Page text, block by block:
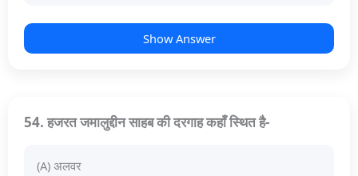
Show Answer
54. हजरत जमालुद्दीन साहब की दरगाह कहाँ स्थित है-
(A) अलवर